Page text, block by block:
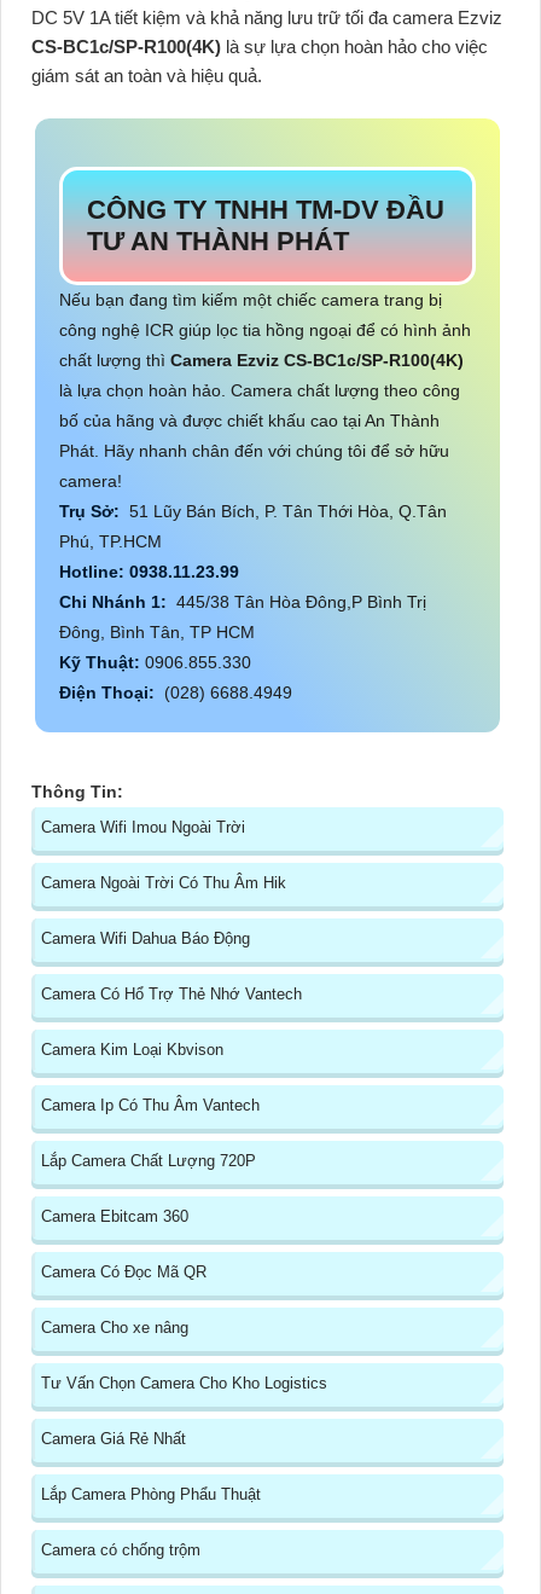
DC 5V 1A tiết kiệm và khả năng lưu trữ tối đa camera Ezviz
CS-BC1c/SP-R100(4K) là sự lựa chọn hoàn hảo cho việc
giám sát an toàn và hiệu quả.
CÔNG TY TNHH TM-DV ĐẦU
TƯ AN THÀNH PHÁT
Nếu bạn đang tìm kiếm một chiếc camera trang bị
công nghệ ICR giúp lọc tia hồng ngoại để có hình ảnh
chất lượng thì Camera Ezviz CS-BC1c/SP-R100(4K)
là lựa chọn hoàn hảo. Camera chất lượng theo công
bố của hãng và được chiết khấu cao tại An Thành
Phát. Hãy nhanh chân đến với chúng tôi để sở hữu
camera!
Trụ Sở: 51 Lũy Bán Bích, P. Tân Thới Hòa, Q.Tân
Phú, TP.HCM
Hotline: 0938.11.23.99
Chi Nhánh 1: 445/38 Tân Hòa Đông,P Bình Trị
Đông, Bình Tân, TP HCM
Kỹ Thuật: 0906.855.330
Điện Thoại: (028) 6688.4949
Thông Tin:
Camera Wifi Imou Ngoài Trời
Camera Ngoài Trời Có Thu Âm Hik
Camera Wifi Dahua Báo Động
Camera Có Hổ Trợ Thẻ Nhớ Vantech
Camera Kim Loại Kbvison
Camera Ip Có Thu Âm Vantech
Lắp Camera Chất Lượng 720P
Camera Ebitcam 360
Camera Có Đọc Mã QR
Camera Cho xe nâng
Tư Vấn Chọn Camera Cho Kho Logistics
Camera Giá Rẻ Nhất
Lắp Camera Phòng Phẩu Thuật
Camera có chống trộm